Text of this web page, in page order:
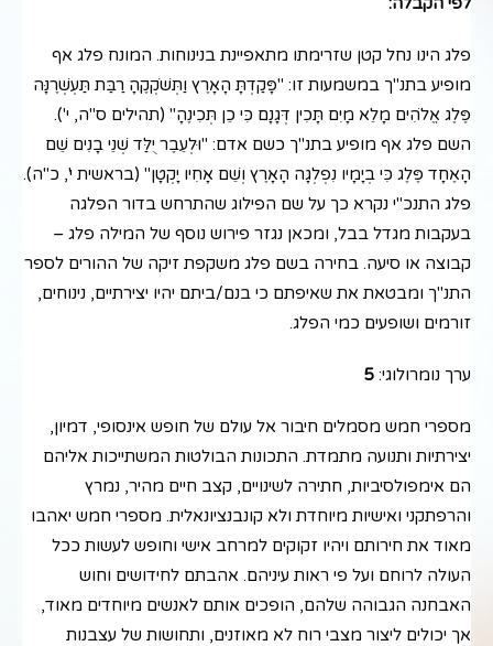
פלג הינו נחל קטן שזרימתו מתאפיינת בנינוחות. המונח פלג אף
מופיע בתנ"ך במשמעות זו: "פָּקַדְתָּ הָאָרֶץ וַתְּשֹׁקְקֶהָ רַבַּת תַּעְשְׁרֶנָּה
פֶּלֶג אֱלֹהִים מָלֵא מָיִם תָּכִין דְּגָנָם כִּי כֵן תְּכִינֶהָ" (תהילים ס"ה, י').
השם פלג אף מופיע בתנ"ך כשם אדם: "וּלְעֵבֶר יֻלַּד שְׁנֵי בָנִים שֵׁם
הָאֶחָד פֶּלֶג כִּי בְיָמָיו נִפְלְגָה הָאָרֶץ וְשֵׁם אָחִיו יָקְטָן" (בראשית י', כ"ה).
פלג התנכ"י נקרא כך על שם הפילוג שהתרחש בדור הפלגה
בעקבות מגדל בבל, ומכאן נגזר פירוש נוסף של המילה פלג –
קבוצה או סיעה. בחירה בשם פלג משקפת זיקה של ההורים לספר
התנ"ך ומבטאת את שאיפתם כי בנם/ביתם יהיו יצירתיים, נינוחים,
זורמים ושופעים כמי הפלג.
ערך נומרולוגי: 5
מספרי חמש מסמלים חיבור אל עולם של חופש אינסופי, דמיון,
יצירתיות ותנועה מתמדת. התכונות הבולטות המשתייכות אליהם
הם אימפולסיביות, חתירה לשינויים, קצב חיים מהיר, נמרץ
והרפתקני ואישיות מיוחדת ולא קונבנציונאלית. מספרי חמש יאהבו
מאוד את חירותם ויהיו זקוקים למרחב אישי וחופש לעשות ככל
העולה לרוחם ועל פי ראות עיניהם. אהבתם לחידושים וחוש
האבחנה הגבוהה שלהם, הופכים אותם לאנשים מיוחדים מאוד,
אך יכולים ליצור מצבי רוח לא מאוזנים, ותחושות של עצבנות